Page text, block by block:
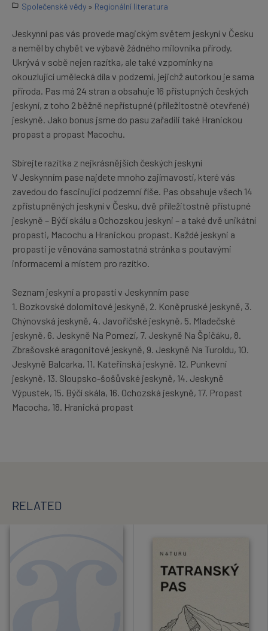
Společenské vědy » Regionální literatura
Jeskynní pas vás provede magickým světem jeskyní v Česku
a neměl by chybět ve výbavě žádného milovníka přírody.
Ukrývá v sobě nejen razítka, ale také vzpomínky na
okouzlující umělecká díla v podzemí, jejichž autorkou je sama
příroda. Pas má 24 stran a obsahuje 16 přístupných českých
jeskyní, z toho 2 běžně nepřístupné (příležitostně otevřené)
jeskyně. Jako bonus jsme do pasu zařadili také Hranickou
propast a propast Macochu.
Sbírejte razítka z nejkrásnějších českých jeskyní
V Jeskynním pase najdete mnoho zajímavostí, které vás
zavedou do fascinující podzemní říše. Pas obsahuje všech 14
zpřístupněných jeskyní v Česku, dvě příležitostně přístupné
jeskyně – Býčí skálu a Ochozskou jeskyni – a také dvě unikátní
propasti, Macochu a Hranickou propast. Každé jeskyni a
propasti je věnována samostatná stránka s poutavými
informacemi a místem pro razítko.
Seznam jeskyní a propastí v Jeskynním pase
1. Bozkovské dolomitové jeskyně, 2. Koněpruské jeskyně, 3.
Chýnovská jeskyně, 4. Javoříčské jeskyně, 5. Mladečské
jeskyně, 6. Jeskyně Na Pomezí, 7. Jeskyně Na Špičáku, 8.
Zbrašovské aragonitové jeskyně, 9. Jeskyně Na Turoldu, 10.
Jeskyně Balcarka, 11. Kateřinská jeskyně, 12. Punkevní
jeskyně, 13. Sloupsko-šošůvské jeskyně, 14. Jeskyně
Výpustek, 15. Býčí skála, 16. Ochozská jeskyně, 17. Propast
Macocha, 18. Hranická propast
RELATED